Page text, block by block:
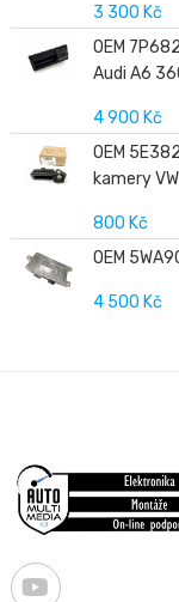
3 300 Kč
OEM
Audi A6
4 900 Kč
OEM
kamery
800 Kč
OEM
4 500 Kč